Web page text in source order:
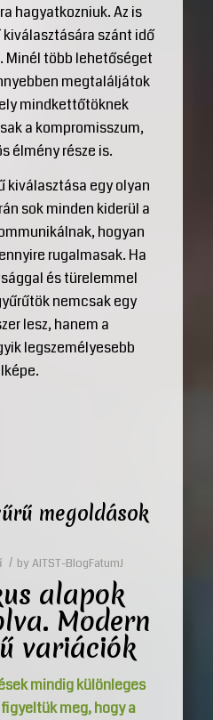
hagyatkozniuk. Az is
szánt idő
Minél több lehetőséget
megtaláljátok
mindkettőtöknek
a kompromisszum,
élmény része is.
kiválasztása egy olyan
sok minden kiderül a
hogyan
rugalmasak. Ha
és türelemmel
nemcsak egy
lesz, hanem a
legszemélyesebb
megoldások
/ by AITST-BlogFatumJ
alapok
Modern
variációk
mindig különleges
meg, hogy a